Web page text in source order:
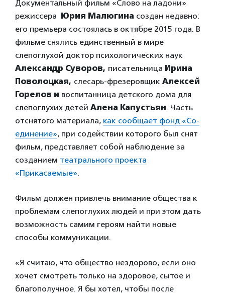
Документальный фильм «Слово на ладони»
режиссера Юрия Малюгина создан недавно:
его премьера состоялась в октябре 2015 года. В
фильме снялись единственный в мире
слепоглухой доктор психологических наук
Александр Суворов, писательница Ирина
Поволоцкая, слесарь-фрезеровщик Алексей
Горелов и воспитанница детского дома для
слепоглухих детей Алена Капустьян. Часть
отснятого материала, как сообщает фонд «Со-
единение», при содействии которого был снят
фильм, представляет собой наблюдение за
созданием театрального проекта
«Прикасаемые».
Фильм должен привлечь внимание общества к
проблемам слепоглухих людей и при этом дать
возможность самим героям найти новые
способы коммуникации.
«Я считаю, что общество нездорово, если оно
хочет смотреть только на здоровое, сытое и
благополучное. Я бы хотел, чтобы после